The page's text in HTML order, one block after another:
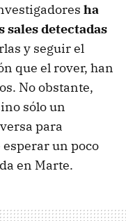
ha
sales detectadas
y seguir el
que el rover, han
No obstante,
sólo un
para
un poco
en Marte.